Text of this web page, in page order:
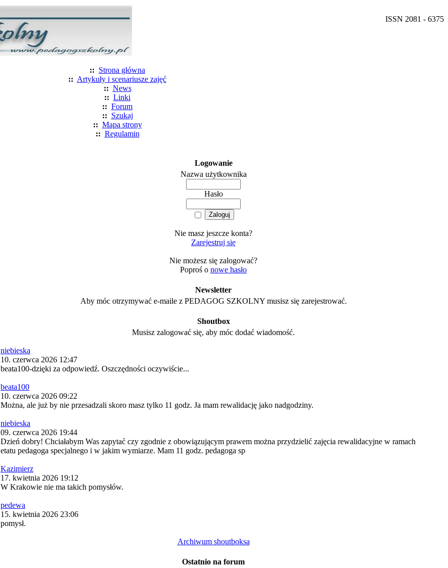
ISSN 2081 - 6375
:: Strona główna
:: Artykuły i scenariusze zajęć
:: News
:: Linki
:: Forum
:: Szukaj
:: Mapa strony
:: Regulamin
Logowanie
Nazwa użytkownika
Hasło
Nie masz jeszcze konta?
Zarejestruj się
Nie możesz się zalogować?
Poproś o nowe hasło
Newsletter
Aby móc otrzymywać e-maile z PEDAGOG SZKOLNY musisz się zarejestrować.
Shoutbox
Musisz zalogować się, aby móc dodać wiadomość.
niebieska
10. czerwca 2026 12:47
beata100-dzięki za odpowiedź. Oszczędności oczywiście...
beata100
10. czerwca 2026 09:22
Można, ale już by nie przesadzali skoro masz tylko 11 godz. Ja mam rewalidację jako nadgodziny.
niebieska
09. czerwca 2026 19:44
Dzień dobry! Chciałabym Was zapytać czy zgodnie z obowiązującym prawem można przydzielić zajęcia rewalidacyjne w ramach
etatu pedagoga specjalnego i w jakim wymiarze. Mam 11 godz. pedagoga sp
Kazimierz
17. kwietnia 2026 19:12
W Krakowie nie ma takich pomysłów.
pedewa
15. kwietnia 2026 23:06
pomysł.
Archiwum shoutboksa
Ostatnio na forum